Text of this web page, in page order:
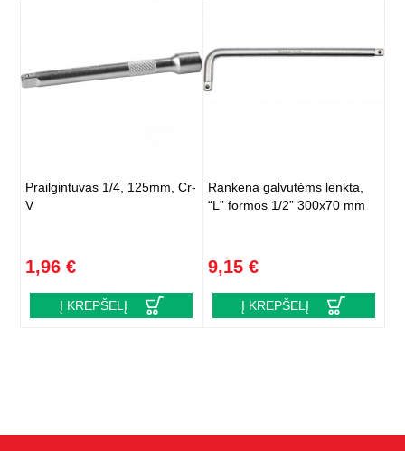
Prailgintuvas 1/4, 125mm, Cr-
V
1,96 €
Į KREPŠELĮ
Rankena galvutėms lenkta,
“L” formos 1/2” 300x70 mm
9,15 €
Į KREPŠELĮ